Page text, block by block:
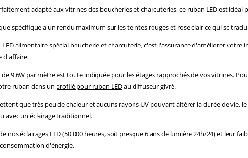
adapté aux vitrines des boucheries et charcuteries, ce ruban LED est
spécifique a un rendu maximum sur les teintes rouges et rose clair ce qui se
LED alimentaire spécial boucherie et charcuterie, c'est l'assurance d'améliorer
d'affaire.
de 9.6W par mètre est toute indiquée pour les étages rapprochés de vos vitrines.
ruban dans un profilé pour ruban LEDau diffuseur givré.
que très peu de chaleur et aucuns rayons UV pouvant altérer la durée de
un éclairage traditionnel.
nos éclairages LED (50 000 heures, soit presque 6 ans de lumière 24h/24) et leur
d'énergie.